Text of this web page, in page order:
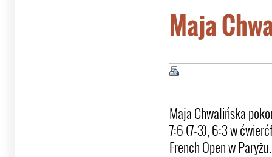
Maja
Maja Chwalińska
7:6 (7-3), 6:3 w
French Open w Paryżu.